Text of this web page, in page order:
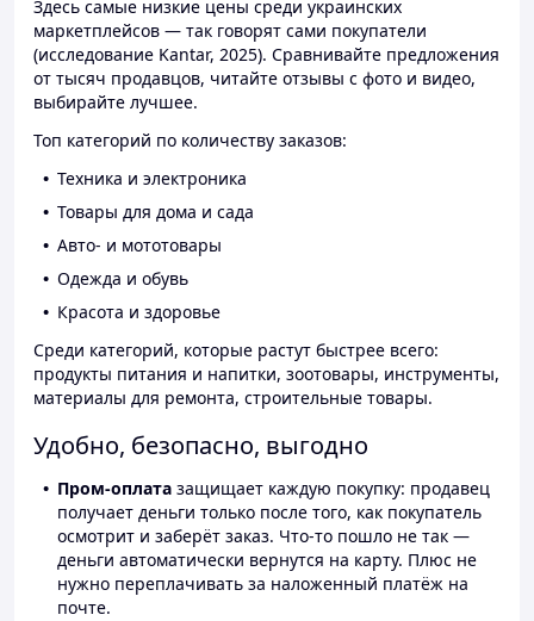
Здесь самые низкие цены среди украинских
маркетплейсов — так говорят сами покупатели
(исследование Kantar, 2025). Сравнивайте предложения
от тысяч продавцов, читайте отзывы с фото и видео,
выбирайте лучшее.
Топ категорий по количеству заказов:
Техника и электроника
Товары для дома и сада
Авто- и мототовары
Одежда и обувь
Красота и здоровье
Среди категорий, которые растут быстрее всего:
продукты питания и напитки, зоотовары, инструменты,
материалы для ремонта, строительные товары.
Удобно, безопасно, выгодно
Пром-оплата защищает каждую покупку: продавец
получает деньги только после того, как покупатель
осмотрит и заберёт заказ. Что-то пошло не так —
деньги автоматически вернутся на карту. Плюс не
нужно переплачивать за наложенный платёж на
почте.